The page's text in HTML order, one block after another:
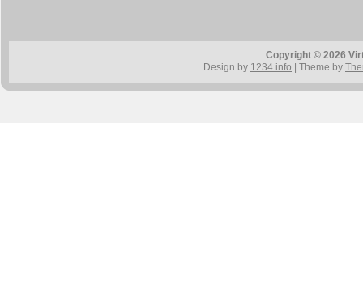
Copyright © 2026
Design by 1234.info | Theme by